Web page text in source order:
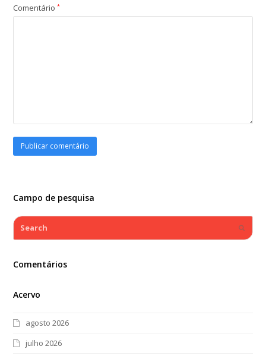
Comentário*
Campo de pesquisa
Search
Comentários
Acervo
agosto 2026
julho 2026